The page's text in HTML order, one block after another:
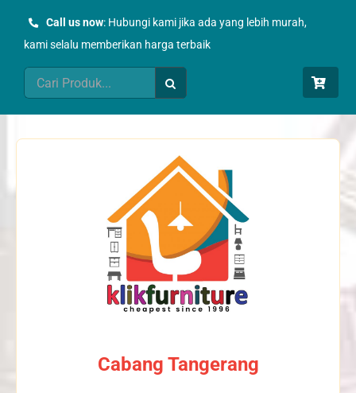
Call us now: Hubungi kami jika ada yang lebih murah,
kami selalu memberikan harga terbaik
Search
for:
Cabang Tangerang